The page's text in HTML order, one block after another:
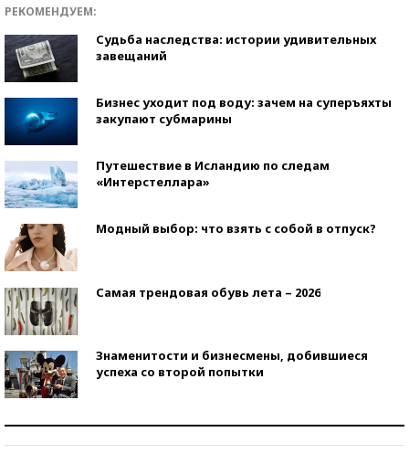
РЕКОМЕНДУЕМ:
Судьба наследства: истории удивительных
завещаний
Бизнес уходит под воду: зачем на суперъяхты
закупают субмарины
Путешествие в Исландию по следам
«Интерстеллара»
Модный выбор: что взять с собой в отпуск?
Самая трендовая обувь лета – 2026
Знаменитости и бизнесмены, добившиеся
успеха со второй попытки